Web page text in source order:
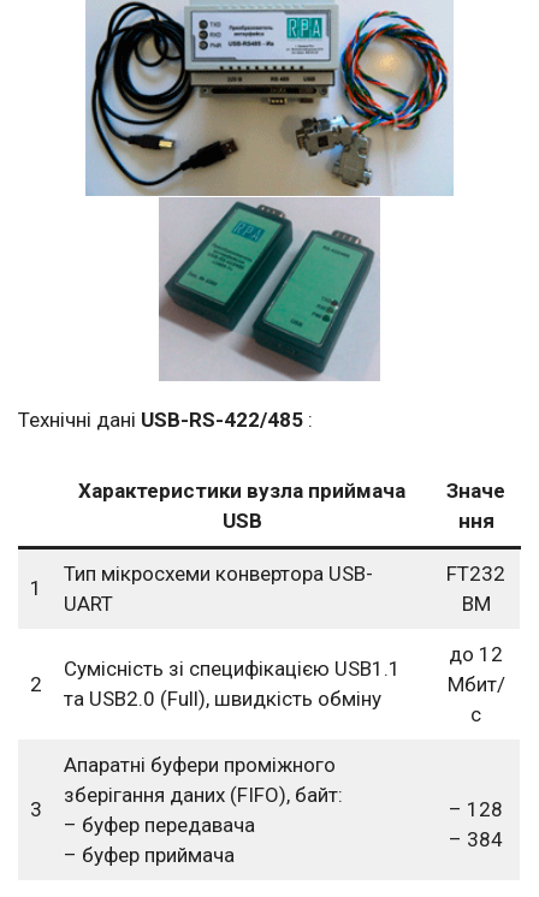
Технічні дані USB-RS-422/485 :
Характеристики вузла приймача
USB
Значе
ння
1
Тип мікросхеми конвертора USB-
UART
FT232
BM
2
Сумісність зі специфікацією USB1.1
та USB2.0 (Full), швидкість обміну
до 12
Мбит/
с
3
Апаратні буфери проміжного
зберігання даних (FIFO), байт:
– буфер передавача
– буфер приймача
– 128
– 384